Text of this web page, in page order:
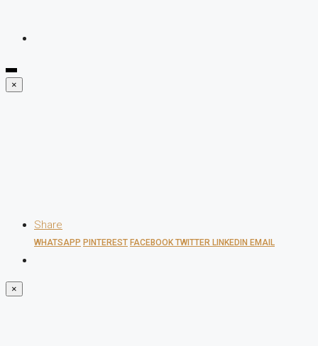
×
Share
WHATSAPP PINTEREST FACEBOOK TWITTER LINKEDIN EMAIL
×